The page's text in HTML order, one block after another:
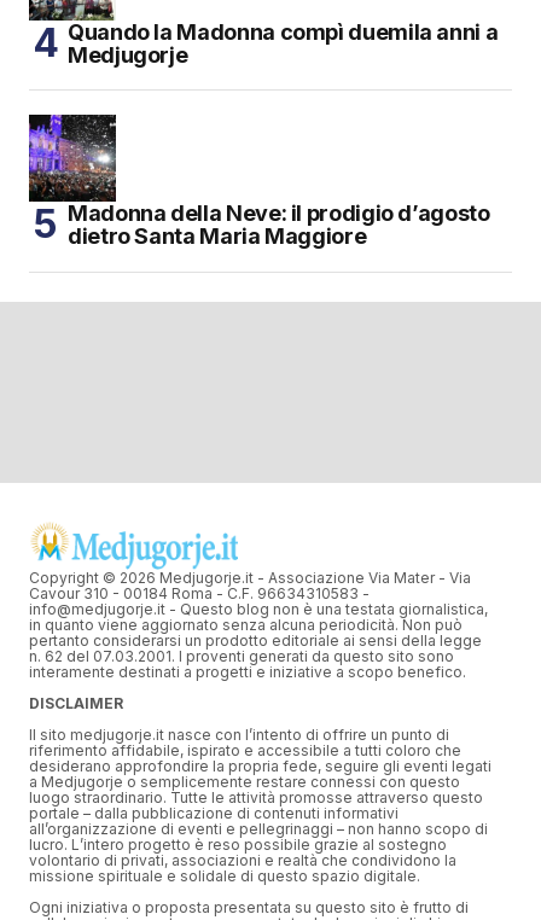
Quando la Madonna compì duemila anni a
Medjugorje
Madonna della Neve: il prodigio d’agosto
dietro Santa Maria Maggiore
Copyright © 2026 Medjugorje.it - Associazione Via Mater - Via
Cavour 310 - 00184 Roma - C.F. 96634310583 -
info@medjugorje.it - Questo blog non è una testata giornalistica,
in quanto viene aggiornato senza alcuna periodicità. Non può
pertanto considerarsi un prodotto editoriale ai sensi della legge
n. 62 del 07.03.2001. I proventi generati da questo sito sono
interamente destinati a progetti e iniziative a scopo benefico.
DISCLAIMER
Il sito medjugorje.it nasce con l’intento di offrire un punto di
riferimento affidabile, ispirato e accessibile a tutti coloro che
desiderano approfondire la propria fede, seguire gli eventi legati
a Medjugorje o semplicemente restare connessi con questo
luogo straordinario. Tutte le attività promosse attraverso questo
portale – dalla pubblicazione di contenuti informativi
all’organizzazione di eventi e pellegrinaggi – non hanno scopo di
lucro. L’intero progetto è reso possibile grazie al sostegno
volontario di privati, associazioni e realtà che condividono la
missione spirituale e solidale di questo spazio digitale.
Ogni iniziativa o proposta presentata su questo sito è frutto di